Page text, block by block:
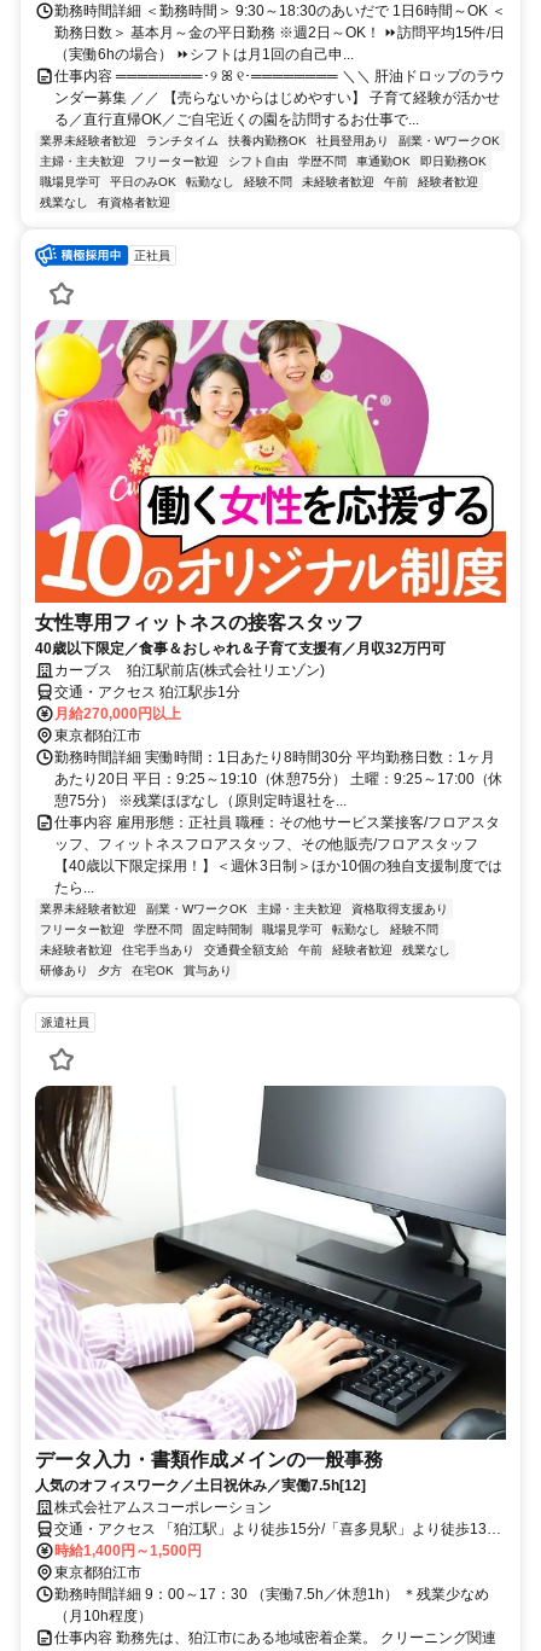
勤務時間詳細 ＜勤務時間＞ 9:30～18:30のあいだで 1日6時間～OK ＜
勤務日数＞ 基本月～金の平日勤務 ※週2日～OK！ ⏩訪問平均15件/日
（実働6hの場合） ⏩シフトは月1回の自己申...
仕事内容 ════════･୨ ꕤ ୧･════════ ＼＼ 肝油ドロップのラウ
ンダー募集 ／／ 【売らないからはじめやすい】 子育て経験が活かせ
る／直行直帰OK／ご自宅近くの園を訪問するお仕事で...
業界未経験者歓迎 ランチタイム 扶養内勤務OK 社員登用あり
副業・WワークOK
主婦・主夫歓迎
フリーター歓迎 シフト自由 学歴不問 車通勤OK
即日勤務OK
職場見学可
平日のみOK 転勤なし 経験不問 未経験者歓迎 午前
経験者歓迎
残業なし
有資格者歓迎
正社員
女性専用フィットネスの接客スタッフ
40歳以下限定／食事＆おしゃれ＆子育て支援有／月収32万円可
カーブス 狛江駅前店(株式会社リエゾン)
交通・アクセス 狛江駅歩1分
月給270,000円以上
東京都狛江市
勤務時間詳細 実働時間：1日あたり8時間30分 平均勤務日数：1ヶ月
あたり20日 平日：9:25～19:10（休憩75分） 土曜：9:25～17:00（休
憩75分） ※残業ほぼなし（原則定時退社を...
仕事内容 雇用形態：正社員 職種：その他サービス業接客/フロアスタ
ッフ、フィットネスフロアスタッフ、その他販売/フロアスタッフ
【40歳以下限定採用！】＜週休3日制＞ほか10個の独自支援制度では
たら...
業界未経験者歓迎 副業・WワークOK 主婦・主夫歓迎
資格取得支援あり
フリーター歓迎
学歴不問 固定時間制 職場見学可 転勤なし
経験不問
未経験者歓迎
住宅手当あり 交通費全額支給 午前 経験者歓迎
残業なし
研修あり
夕方 在宅OK 賞与あり
派遣社員
データ入力・書類作成メインの一般事務
人気のオフィスワーク／土日祝休み／実働7.5h[12]
株式会社アムスコーポレーション
交通・アクセス 「狛江駅」より徒歩15分/「喜多見駅」より徒歩13分
※自転車・バイク通勤OK
時給1,400円～1,500円
東京都狛江市
勤務時間詳細 9：00～17：30 （実働7.5h／休憩1h） ＊残業少なめ
（月10h程度）
仕事内容 勤務先は、狛江市にある地域密着企業。 クリーニング関連